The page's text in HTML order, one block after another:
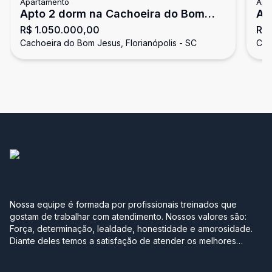
Apto 2 dorm na Cachoeira do Bom
Jesus
R$ 1.050.000,00
Cachoeira do Bom Jesus, Florianópolis - SC
R$
Nossa equipe é formada por profissionais treinados que
gostam de trabalhar com atendimento. Nossos valores são:
Força, determinação, lealdade, honestidade e amorosidade.
Diante deles temos a satisfação de atender os melhores